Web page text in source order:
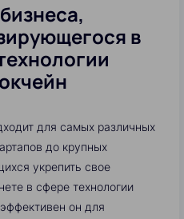
в
для самых различных
до крупных
укрепить свое
в сфере технологии
он для